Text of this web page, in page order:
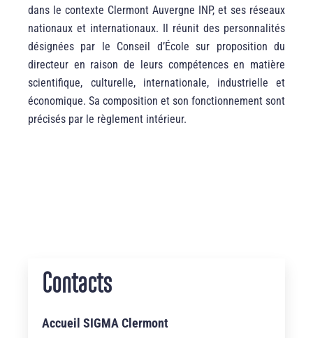
dans le contexte Clermont Auvergne INP, et ses réseaux
nationaux et internationaux. Il réunit des personnalités
désignées par le Conseil d’École sur proposition du
directeur en raison de leurs compétences en matière
scientifique, culturelle, internationale, industrielle et
économique. Sa composition et son fonctionnement sont
précisés par le règlement intérieur.
Contacts
Accueil SIGMA Clermont